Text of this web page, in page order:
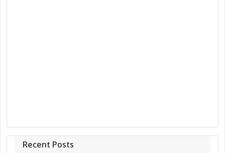
Recent Posts